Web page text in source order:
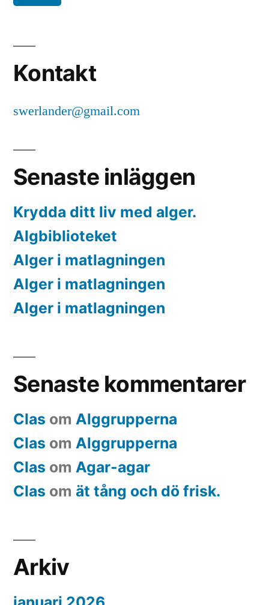
Kontakt
swerlander@gmail.com
Senaste inläggen
Krydda ditt liv med alger.
Algbiblioteket
Alger i matlagningen
Alger i matlagningen
Alger i matlagningen
Senaste kommentarer
Clas om Alggrupperna
Clas om Alggrupperna
Clas om Agar-agar
Clas om ät tång och dö frisk.
Arkiv